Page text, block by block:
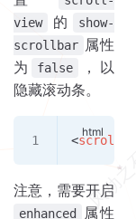
view
的
show-
scrollbar 属性
为
false
，以
隐藏滚动条。
<scroll-
注意，需要开启
enhanced
属性